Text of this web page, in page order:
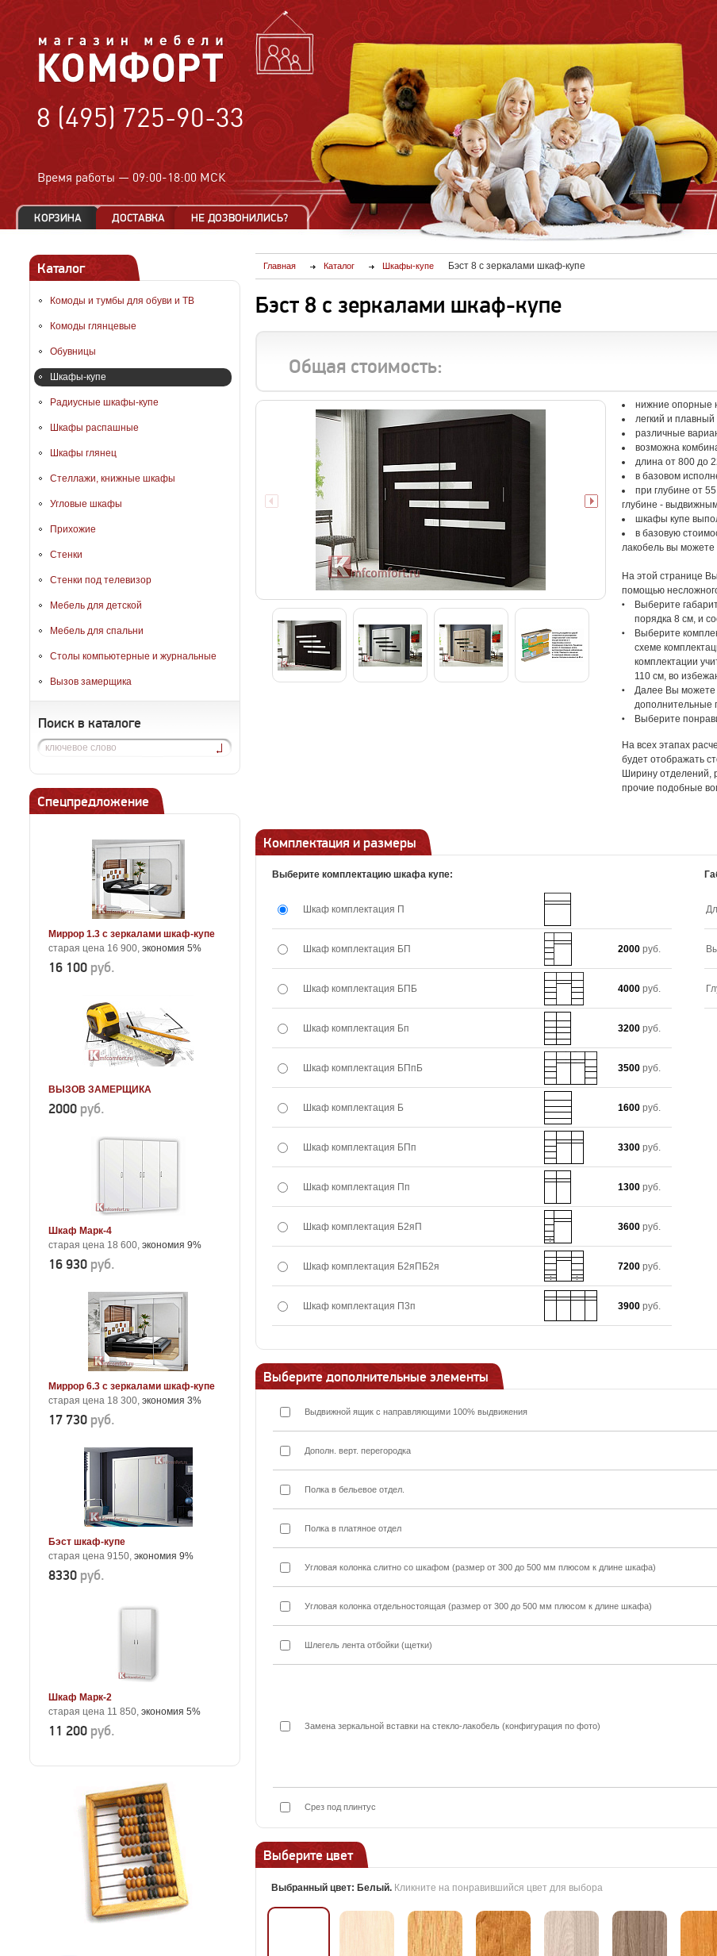
8 (495) 725-90-33
Время работы — 09:00-18:00 МСК
Каталог
Комоды и тумбы для обуви и ТВ
Комоды глянцевые
Обувницы
Шкафы-купе
Радиусные шкафы-купе
Шкафы распашные
Шкафы глянец
Стеллажи, книжные шкафы
Угловые шкафы
Прихожие
Стенки
Стенки под телевизор
Мебель для детской
Мебель для спальни
Столы компьютерные и журнальные
Вызов замерщика
Поиск в каталоге
Спецпредложение
Миррор 1.3 с зеркалами шкаф-купе
старая цена 16 900, экономия 5%
16 100 руб.
ВЫЗОВ ЗАМЕРЩИКА
2000 руб.
Шкаф Марк-4
старая цена 18 600, экономия 9%
16 930 руб.
Миррор 6.3 с зеркалами шкаф-купе
старая цена 18 300, экономия 3%
17 730 руб.
Бэст шкаф-купе
старая цена 9150, экономия 9%
8330 руб.
Шкаф Марк-2
старая цена 11 850, экономия 5%
11 200 руб.
Главная Каталог Шкафы-купе Бэст 8 с зеркалами шкаф-купе
Бэст 8 с зеркалами шкаф-купе
Общая стоимость:
нижние опорные
легкий и
различные
возможна
длина от 800 до
в базовом
при глубине от
глубине -
шкафы купе
в базовую
лакобель вы
На этой странице
помощью
Выберите
порядка 8 см, и
Выберите
схеме
комплектации
110 см, во
Далее Вы можете
дополнительные
Выберите
На всех этапах
будет отображать
Ширину отделений,
прочие подобные
Комплектация и размеры
Выберите комплектацию шкафа купе:
Шкаф комплектация П
Шкаф комплектация БП 2000 руб.
Шкаф комплектация БПБ 4000 руб.
Шкаф комплектация Бп 3200 руб.
Шкаф комплектация БПпБ 3500 руб.
Шкаф комплектация Б 1600 руб.
Шкаф комплектация БПп 3300 руб.
Шкаф комплектация Пп 1300 руб.
Шкаф комплектация Б2яП 3600 руб.
Шкаф комплектация Б2яПБ2я 7200 руб.
Шкаф комплектация П3п 3900 руб.
Выберите дополнительные элементы
Выдвижной ящик с направляющими 100% выдвижения
Дополн. верт. перегородка
Полка в бельевое отдел.
Полка в платяное отдел
Угловая колонка слитно со шкафом (размер от 300 до 500 мм плюсом к длине шкафа)
Угловая колонка отдельностоящая (размер от 300 до 500 мм плюсом к длине шкафа)
Шлегель лента отбойки (щетки)
Замена зеркальной вставки на стекло-лакобель (конфигурация по фото)
Срез под плинтус
Выберите цвет
Выбранный цвет: Белый. Кликните на понравившийся цвет для выбора